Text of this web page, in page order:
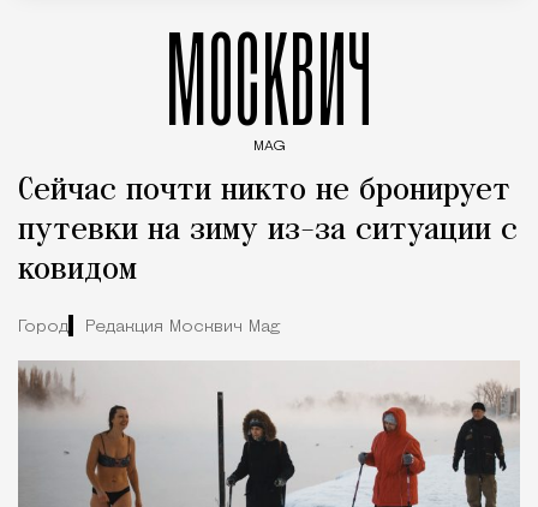
МОСКВИЧ
MAG
Сейчас почти никто не бронирует
путевки на зиму из-за ситуации с
ковидом
Город Редакция Москвич Mag